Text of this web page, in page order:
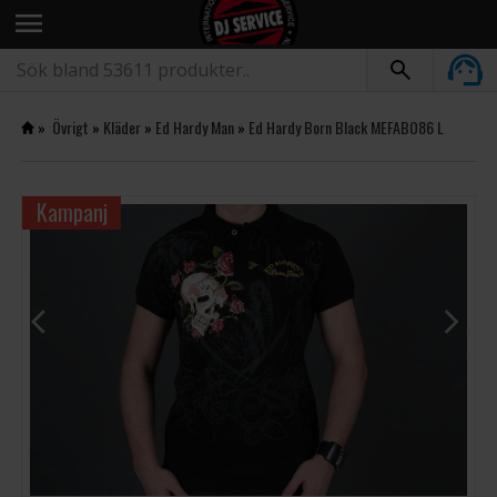
menu
» Övrigt » Kläder» Ed Hardy Man» Ed Hardy Born Black MEFABO86 L
Kampanj
arrow_back_ios arrow_forward_ios